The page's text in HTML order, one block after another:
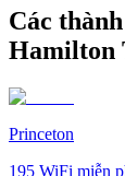
Các
Hamilton
Princeton
195 WiFi miễn